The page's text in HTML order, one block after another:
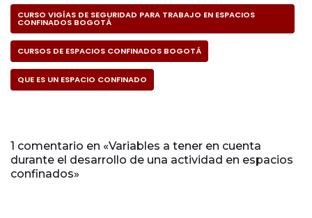
CURSO VIGÍAS DE SEGURIDAD PARA TRABAJO EN ESPACIOS
CONFINADOS BOGOTÁ
CURSOS DE ESPACIOS CONFINADOS BOGOTÁ
QUE ES UN ESPACIO CONFINADO
1 comentario en «Variables a tener en cuenta
durante el desarrollo de una actividad en espacios
confinados»